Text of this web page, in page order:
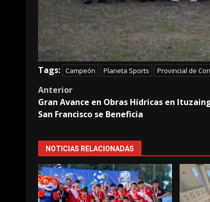
Tags: Campeón Planeta Sports Provincial de
Post
navigation
Anterior
Gran Avance en Obras Hídricas en
San Francisco se Beneficia
NOTICIAS RELACIONADAS